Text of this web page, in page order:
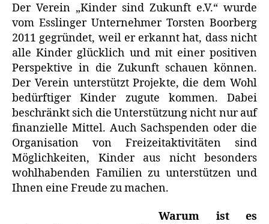
Der Verein „Kinder sind Zukunft e.V.“ wurde
vom Esslinger Unternehmer Torsten Boorberg
2011 gegründet, weil er erkannt hat, dass nicht
alle Kinder glücklich und mit einer positiven
Perspektive in die Zukunft schauen können.
Der Verein unterstützt Projekte, die dem Wohl
bedürftiger Kinder zugute kommen. Dabei
beschränkt sich die Unterstützung nicht nur auf
finanzielle Mittel. Auch Sachspenden oder die
Organisation von Freizeitaktivitäten sind
Möglichkeiten, Kinder aus nicht besonders
wohlhabenden Familien zu unterstützen und
Ihnen eine Freude zu machen.
Warum ist es